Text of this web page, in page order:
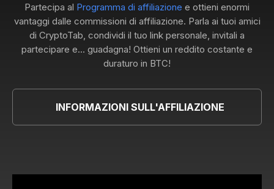
Partecipa al Programma di affiliazione e ottieni enormi
vantaggi dalle commissioni di affiliazione. Parla ai tuoi amici
di CryptoTab, condividi il tuo link personale, invitali a
partecipare e... guadagna! Ottieni un reddito costante e
duraturo in BTC!
INFORMAZIONI SULL'AFFILIAZIONE